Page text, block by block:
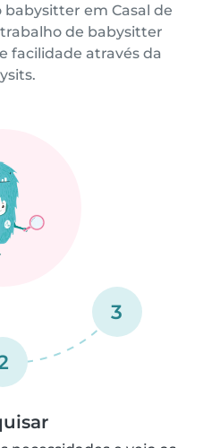
em Casal de
de babysitter
facilidade através da
3